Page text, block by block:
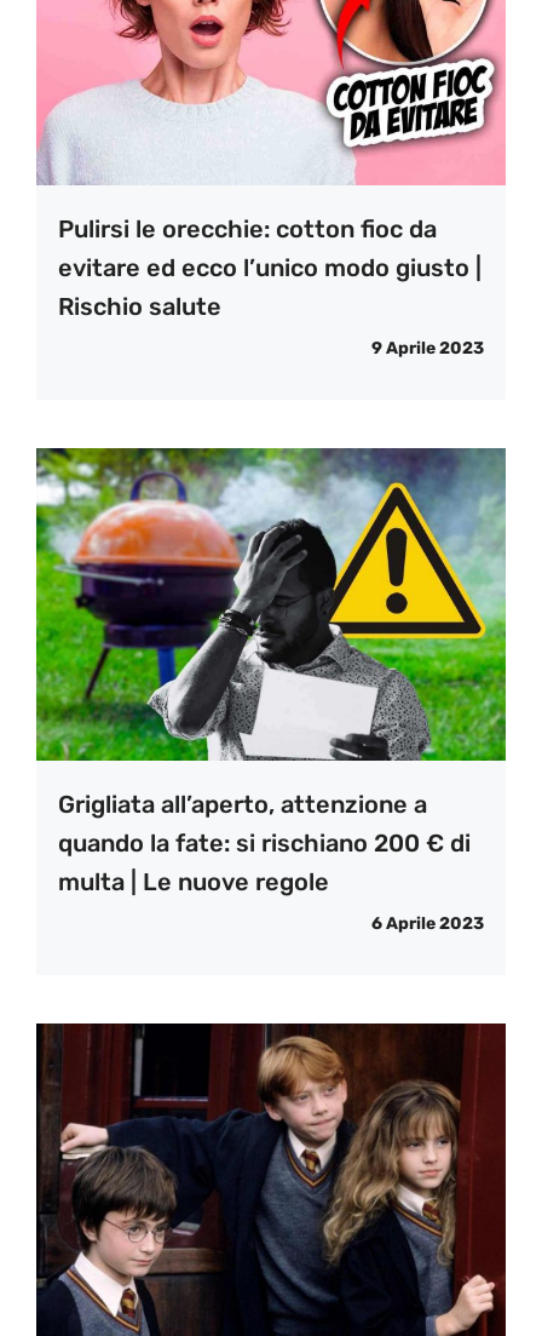
Pulirsi le orecchie: cotton fioc da
evitare ed ecco l’unico modo giusto |
Rischio salute
9 Aprile 2023
Grigliata all’aperto, attenzione a
quando la fate: si rischiano 200 € di
multa | Le nuove regole
6 Aprile 2023